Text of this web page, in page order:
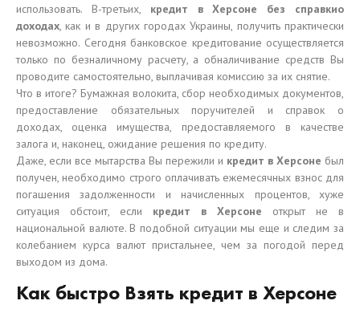
использовать. В-третьих, кредит в Херсоне без справкио
доходах, как и в других городах Украины, получить практически
невозможно. Сегодня банковское кредитование осуществляется
только по безналичному расчету, а обналичивание средств Вы
проводите самостоятельно, выплачивая комиссию за их снятие.
Что в итоге? Бумажная волокита, сбор необходимых документов,
предоставление обязательных поручителей и справок о
доходах, оценка имущества, предоставляемого в качестве
залога и, наконец, ожидание решения по кредиту.
Даже, если все мытарства Вы пережили и кредит в Херсоне был
получен, необходимо строго оплачивать ежемесячных взнос для
погашения задолженности и начисленных процентов, хуже
ситуация обстоит, если кредит в Херсоне открыт не в
национальной валюте. В подобной ситуации мы еще и следим за
колебанием курса валют пристальнее, чем за погодой перед
выходом из дома.
Как быстро Взять кредит в Херсоне